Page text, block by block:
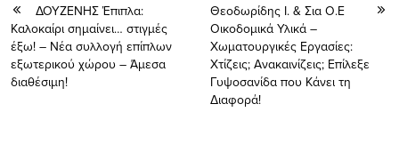
ΔΟΥΖΕΝΗΣ Έπιπλα:
Καλοκαίρι σημαίνει… στιγμές
έξω! – Νέα συλλογή επίπλων
εξωτερικού χώρου – Άμεσα
διαθέσιμη!
Θεοδωρίδης Ι. & Σια O.E
Οικοδομικά Υλικά –
Χωματουργικές Εργασίες:
Χτίζεις; Ανακαινίζεις; Επίλεξε
Γυψοσανίδα που Κάνει τη
Διαφορά!